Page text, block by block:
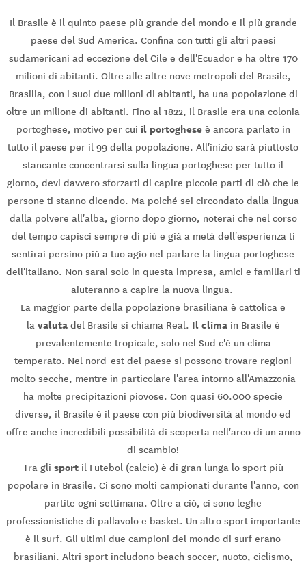
Il Brasile è il quinto paese più grande del mondo e il più grande
paese del Sud America. Confina con tutti gli altri paesi
sudamericani ad eccezione del Cile e dell'Ecuador e ha oltre 170
milioni di abitanti. Oltre alle altre nove metropoli del Brasile,
Brasilia, con i suoi due milioni di abitanti, ha una popolazione di
oltre un milione di abitanti. Fino al 1822, il Brasile era una colonia
portoghese, motivo per cui il portogheseè ancora parlato in
tutto il paese per il 99 della popolazione. All'inizio sarà piuttosto
stancante concentrarsi sulla lingua portoghese per tutto il
giorno, devi davvero sforzarti di capire piccole parti di ciò che le
persone ti stanno dicendo. Ma poiché sei circondato dalla lingua
dalla polvere all'alba, giorno dopo giorno, noterai che nel corso
del tempo capisci sempre di più e già a metà dell'esperienza ti
sentirai persino più a tuo agio nel parlare la lingua portoghese
dell'italiano. Non sarai solo in questa impresa, amici e familiari ti
aiuteranno a capire la nuova lingua.
La maggior parte della popolazione brasiliana è cattolica e
lavalutadel Brasile si chiama Real. Il climain Brasile è
prevalentemente tropicale, solo nel Sud c'è un clima
temperato. Nel nord-est del paese si possono trovare regioni
molto secche, mentre in particolare l'area intorno all'Amazzonia
ha molte precipitazioni piovose. Con quasi 60.000 specie
diverse, il Brasile è il paese con più biodiversità al mondo ed
offre anche incredibili possibilità di scoperta nell'arco di un anno
di scambio!
Tra gli sportil Futebol (calcio) è di gran lunga lo sport più
popolare in Brasile. Ci sono molti campionati durante l'anno, con
partite ogni settimana. Oltre a ciò, ci sono leghe
professionistiche di pallavolo e basket. Un altro sport importante
è il surf. Gli ultimi due campioni del mondo di surf erano
brasiliani. Altri sport includono beach soccer, nuoto, ciclismo,